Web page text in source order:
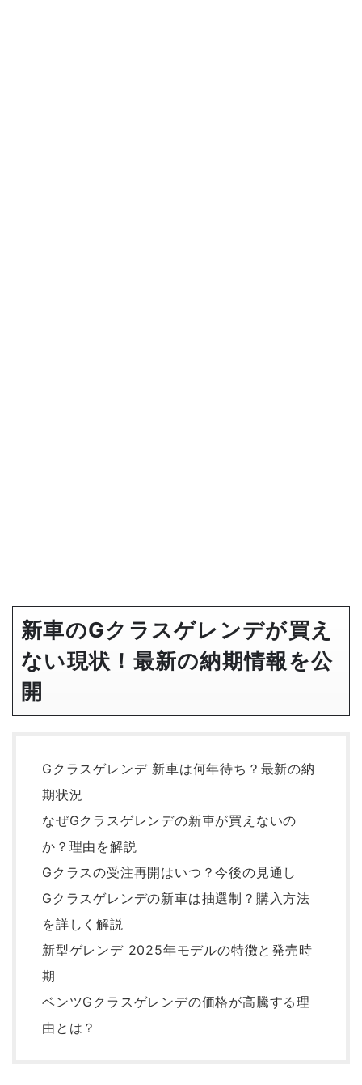
新車のGクラスゲレンデが買え
ない現状！最新の納期情報を公
開
Gクラスゲレンデ 新車は何年待ち？最新の納
期状況
なぜGクラスゲレンデの新車が買えないの
か？理由を解説
Gクラスの受注再開はいつ？今後の見通し
Gクラスゲレンデの新車は抽選制？購入方法
を詳しく解説
新型ゲレンデ 2025年モデルの特徴と発売時
期
ベンツGクラスゲレンデの価格が高騰する理
由とは？